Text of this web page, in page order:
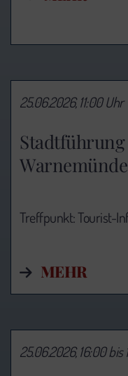
Stadtführung
Warnemünde
25.06.2026, 11:00 Uhr
Treffpunkt: Tourist-
MEHR
25.06.2026, 16:00 bis